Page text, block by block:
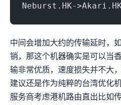
Neburst.HK-
中间会增加大约26.8ms的传输延
销，那这个机器确实是可以当香
输非常优质，速度损失并不大)
建议还是作为纯粹的台湾优化
服务商考虑港机路由直出(比如传输